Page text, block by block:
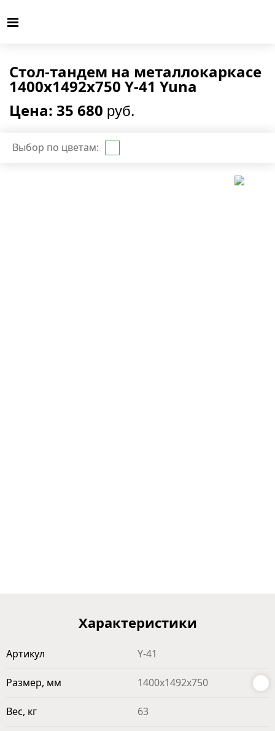
Стол-тандем на металлокаркасе
1400x1492x750 Y-41 Yuna
Цена: 35 680 руб.
Выбор по цветам:
Характеристики
Артикул Y-41
Размер, мм 1400x1492x750
Вес, кг 63